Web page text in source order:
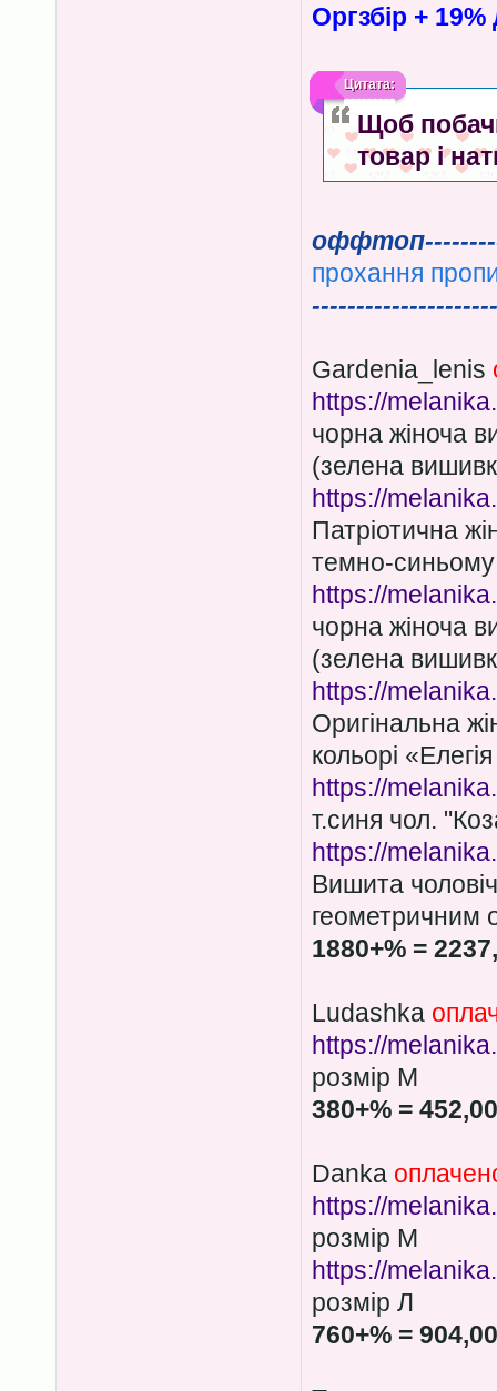
Оргзбір + 19%
Цитата:
Щоб
товар і
прохання
Gardenia_lenis
https://
чорна жіноча
(зелена
https://
Патріотична
темно-
https://
чорна жіноча
(зелена
https://
Оригінальна
кольорі
https://
т.синя чол.
https://
Вишита
геометричним
1880+% =
Ludashka
https://
розмір М
380+% = 452,00
Danka
https://
розмір М
https://
розмір Л
760+% = 904,00